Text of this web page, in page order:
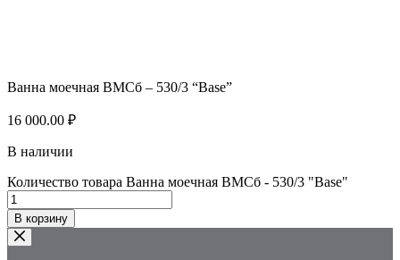
Ванна моечная ВМСб – 530/3 “Base”
16 000.00 ₽
В наличии
Количество товара Ванна моечная ВМСб - 530/3 "Base"
В корзину